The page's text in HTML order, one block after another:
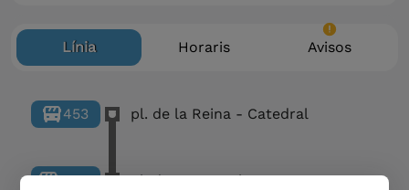
Línia Horaris Avisos
453 pl. de la Reina - Catedral
1048
pl. de Joan Carles I